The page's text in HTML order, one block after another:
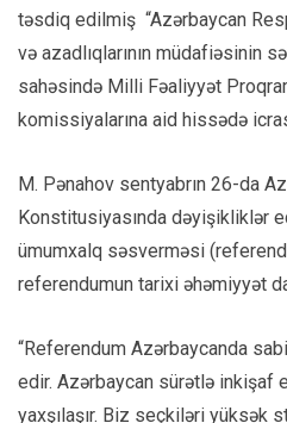
təsdiq edilmiş “Azərbaycan
və azadlıqlarının müdafiəsinin
sahəsində Milli Fəaliyyət
komissiyalarına aid hissədə
M. Pənahov sentyabrın 26-da
Konstitusiyasında dəyişikliklər
ümumxalq səsverməsi
referendumun tarixi əhəmiyyət
“Referendum Azərbaycanda
edir. Azərbaycan sürətlə inkişaf
yaxşılaşır. Biz seçkiləri yüksək